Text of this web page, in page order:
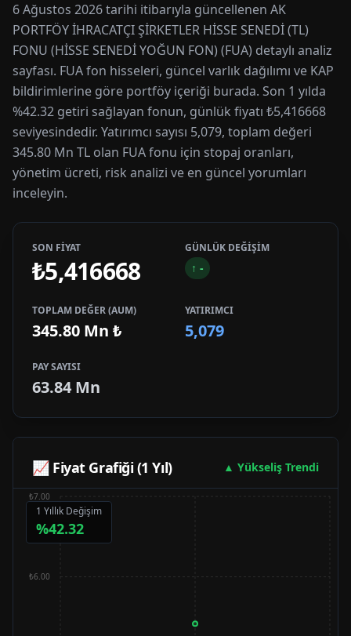
6 Ağustos 2026 tarihi itibarıyla güncellenen AK
PORTFÖY İHRACATÇI ŞİRKETLER HİSSE SENEDİ (TL)
FONU (HİSSE SENEDİ YOĞUN FON) (FUA) detaylı analiz
sayfası. FUA fon hisseleri, güncel varlık dağılımı ve KAP
bildirimlerine göre portföy içeriği burada. Son 1 yılda
%42.32 getiri sağlayan fonun, günlük fiyatı ₺5,416668
seviyesindedir. Yatırımcı sayısı 5,079, toplam değeri
345.80 Mn TL olan FUA fonu için stopaj oranları,
yönetim ücreti, risk analizi ve en güncel yorumları
inceleyin.
SON FİYAT
₺5,416668
GÜNLÜK DEĞİŞİM
↑ -
TOPLAM DEĞER (AUM)
345.80 Mn ₺
YATIRIMCI
5,079
PAY SAYISI
63.84 Mn
📈 Fiyat Grafiği (1 Yıl) ▲ Yükseliş Trendi
1 Yıllık Değişim
%42.32
₺6.00
₺7.00